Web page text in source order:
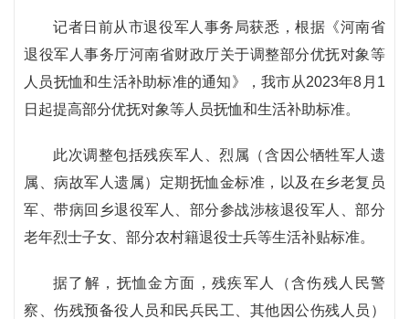
记者日前从市退役军人事务局获悉，根据《河南省
退役军人事务厅河南省财政厅关于调整部分优抚对象等
人员抚恤和生活补助标准的通知》，我市从2023年8月1
日起提高部分优抚对象等人员抚恤和生活补助标准。
此次调整包括残疾军人、烈属（含因公牺牲军人遗
属、病故军人遗属）定期抚恤金标准，以及在乡老复员
军、带病回乡退役军人、部分参战涉核退役军人、部分
老年烈士子女、部分农村籍退役士兵等生活补贴标准。
据了解，抚恤金方面，残疾军人（含伤残人民警
察、伤残预备役人员和民兵民工、其他因公伤残人员）